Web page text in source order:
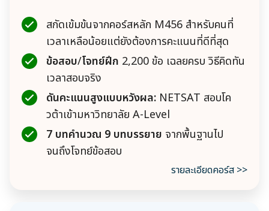
สกัดเข้มข้นจากคอร์สหลัก M456 สำหรับคนที่
เวลาเหลือน้อยแต่ยังต้องการคะแนนที่ดีที่สุด
ข้อสอบ/โจทย์ฝึก 2,200 ข้อ เฉลยครบ วิธีคิดทัน
เวลาสอบจริง
ดันคะแนนสูงแบบหวังผล: NETSAT สอบโค
วต้าเข้ามหาวิทยาลัย A-Level
7 บทคำนวณ 9 บทบรรยาย จากพื้นฐานไป
จนถึงโจทย์ข้อสอบ
รายละเอียดคอร์ส >>